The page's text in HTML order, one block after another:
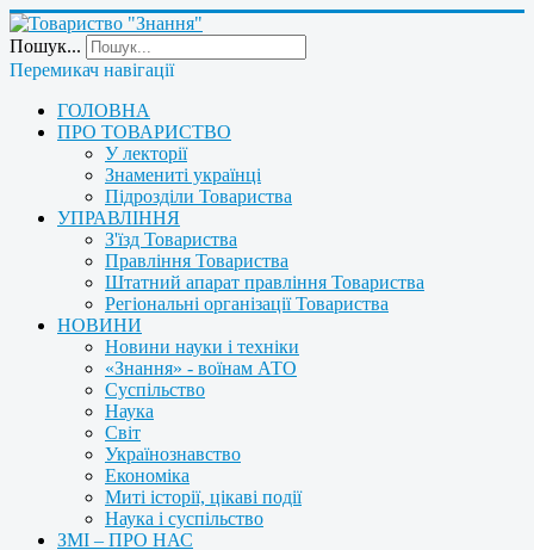
Пошук...
Перемикач навігації
ГОЛОВНА
ПРО ТОВАРИСТВО
У лекторії
Знамениті українці
Підрозділи Товариства
УПРАВЛІННЯ
З'їзд Товариства
Правління Товариства
Штатний апарат правління Товариства
Регіональні організації Товариства
НОВИНИ
Новини науки і техніки
«Знання» - воїнам АТО
Суспільство
Наука
Світ
Українознавство
Економіка
Миті історії, цікаві події
Наука і суспільство
ЗМІ – ПРО НАС